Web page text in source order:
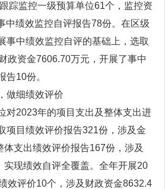
踪监控一级预算单位61个，监控资
中绩效监控自评报告78份。在区级
事中绩效监控自评的基础上，选取
政资金7606.70万元，开展了事中
告10份。
做细绩效评价
对2023年的项目支出及整体支出进
项目绩效评价报告321份，涉及金
支出绩效评价报告167份，涉及
实现绩效自评全覆盖。全年开展20
效评价10个，涉及财政资金8632.4